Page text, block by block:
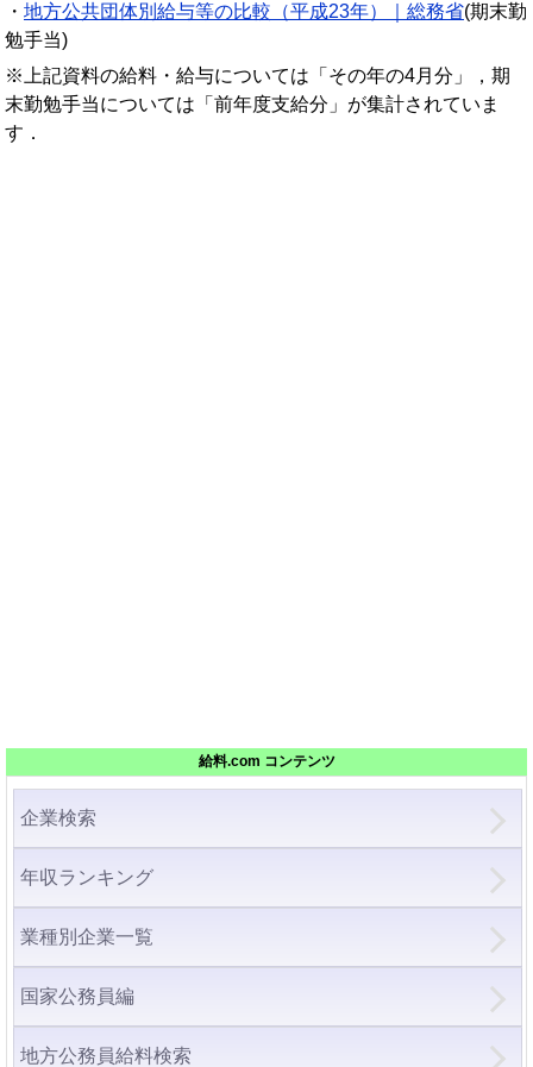
・ 地方公共団体別給与等の比較（平成23年）｜総務省(期末勤
勉手当)
※上記資料の給料・給与については「その年の4月分」，期
末勤勉手当については「前年度支給分」が集計されていま
す．
給料.com コンテンツ
企業検索
年収ランキング
業種別企業一覧
国家公務員編
地方公務員給料検索